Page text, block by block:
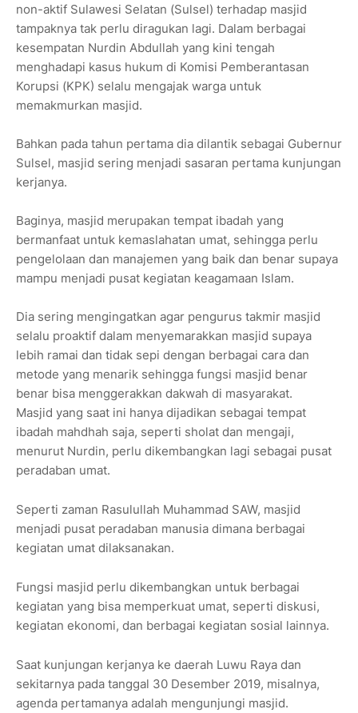
non-aktif Sulawesi Selatan (Sulsel) terhadap masjid
tampaknya tak perlu diragukan lagi. Dalam berbagai
kesempatan Nurdin Abdullah yang kini tengah
menghadapi kasus hukum di Komisi Pemberantasan
Korupsi (KPK) selalu mengajak warga untuk
memakmurkan masjid.
Bahkan pada tahun pertama dia dilantik sebagai Gubernur
Sulsel, masjid sering menjadi sasaran pertama kunjungan
kerjanya.
Baginya, masjid merupakan tempat ibadah yang
bermanfaat untuk kemaslahatan umat, sehingga perlu
pengelolaan dan manajemen yang baik dan benar supaya
mampu menjadi pusat kegiatan keagamaan Islam.
Dia sering mengingatkan agar pengurus takmir masjid
selalu proaktif dalam menyemarakkan masjid supaya
lebih ramai dan tidak sepi dengan berbagai cara dan
metode yang menarik sehingga fungsi masjid benar
benar bisa menggerakkan dakwah di masyarakat.
Masjid yang saat ini hanya dijadikan sebagai tempat
ibadah mahdhah saja, seperti sholat dan mengaji,
menurut Nurdin, perlu dikembangkan lagi sebagai pusat
peradaban umat.
Seperti zaman Rasulullah Muhammad SAW, masjid
menjadi pusat peradaban manusia dimana berbagai
kegiatan umat dilaksanakan.
Fungsi masjid perlu dikembangkan untuk berbagai
kegiatan yang bisa memperkuat umat, seperti diskusi,
kegiatan ekonomi, dan berbagai kegiatan sosial lainnya.
Saat kunjungan kerjanya ke daerah Luwu Raya dan
sekitarnya pada tanggal 30 Desember 2019, misalnya,
agenda pertamanya adalah mengunjungi masjid.